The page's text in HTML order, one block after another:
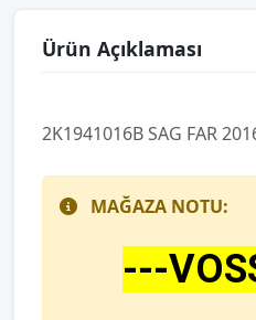
Ürün Açıklaması
2K1941016B SAG FAR
MAĞAZA NOTU:
---